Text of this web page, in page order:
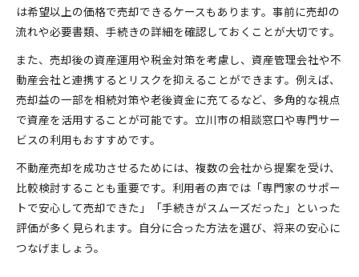
は希望以上の価格で売却できるケースもあります。事前に売却の
流れや必要書類、手続きの詳細を確認しておくことが大切です。
また、売却後の資産運用や税金対策を考慮し、資産管理会社や不
動産会社と連携するとリスクを抑えることができます。例えば、
売却益の一部を相続対策や老後資金に充てるなど、多角的な視点
で資産を活用することが可能です。立川市の相談窓口や専門サー
ビスの利用もおすすめです。
不動産売却を成功させるためには、複数の会社から提案を受け、
比較検討することも重要です。利用者の声では「専門家のサポー
トで安心して売却できた」「手続きがスムーズだった」といった
評価が多く見られます。自分に合った方法を選び、将来の安心に
つなげましょう。